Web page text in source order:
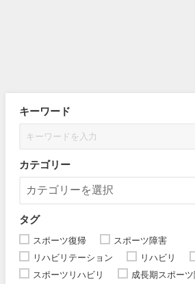
キーワード
カテゴリー
タグ
スポーツ復帰
スポーツ障害
リハビリテーション
リハビリ
スポーツリハビリ
成長期スポー